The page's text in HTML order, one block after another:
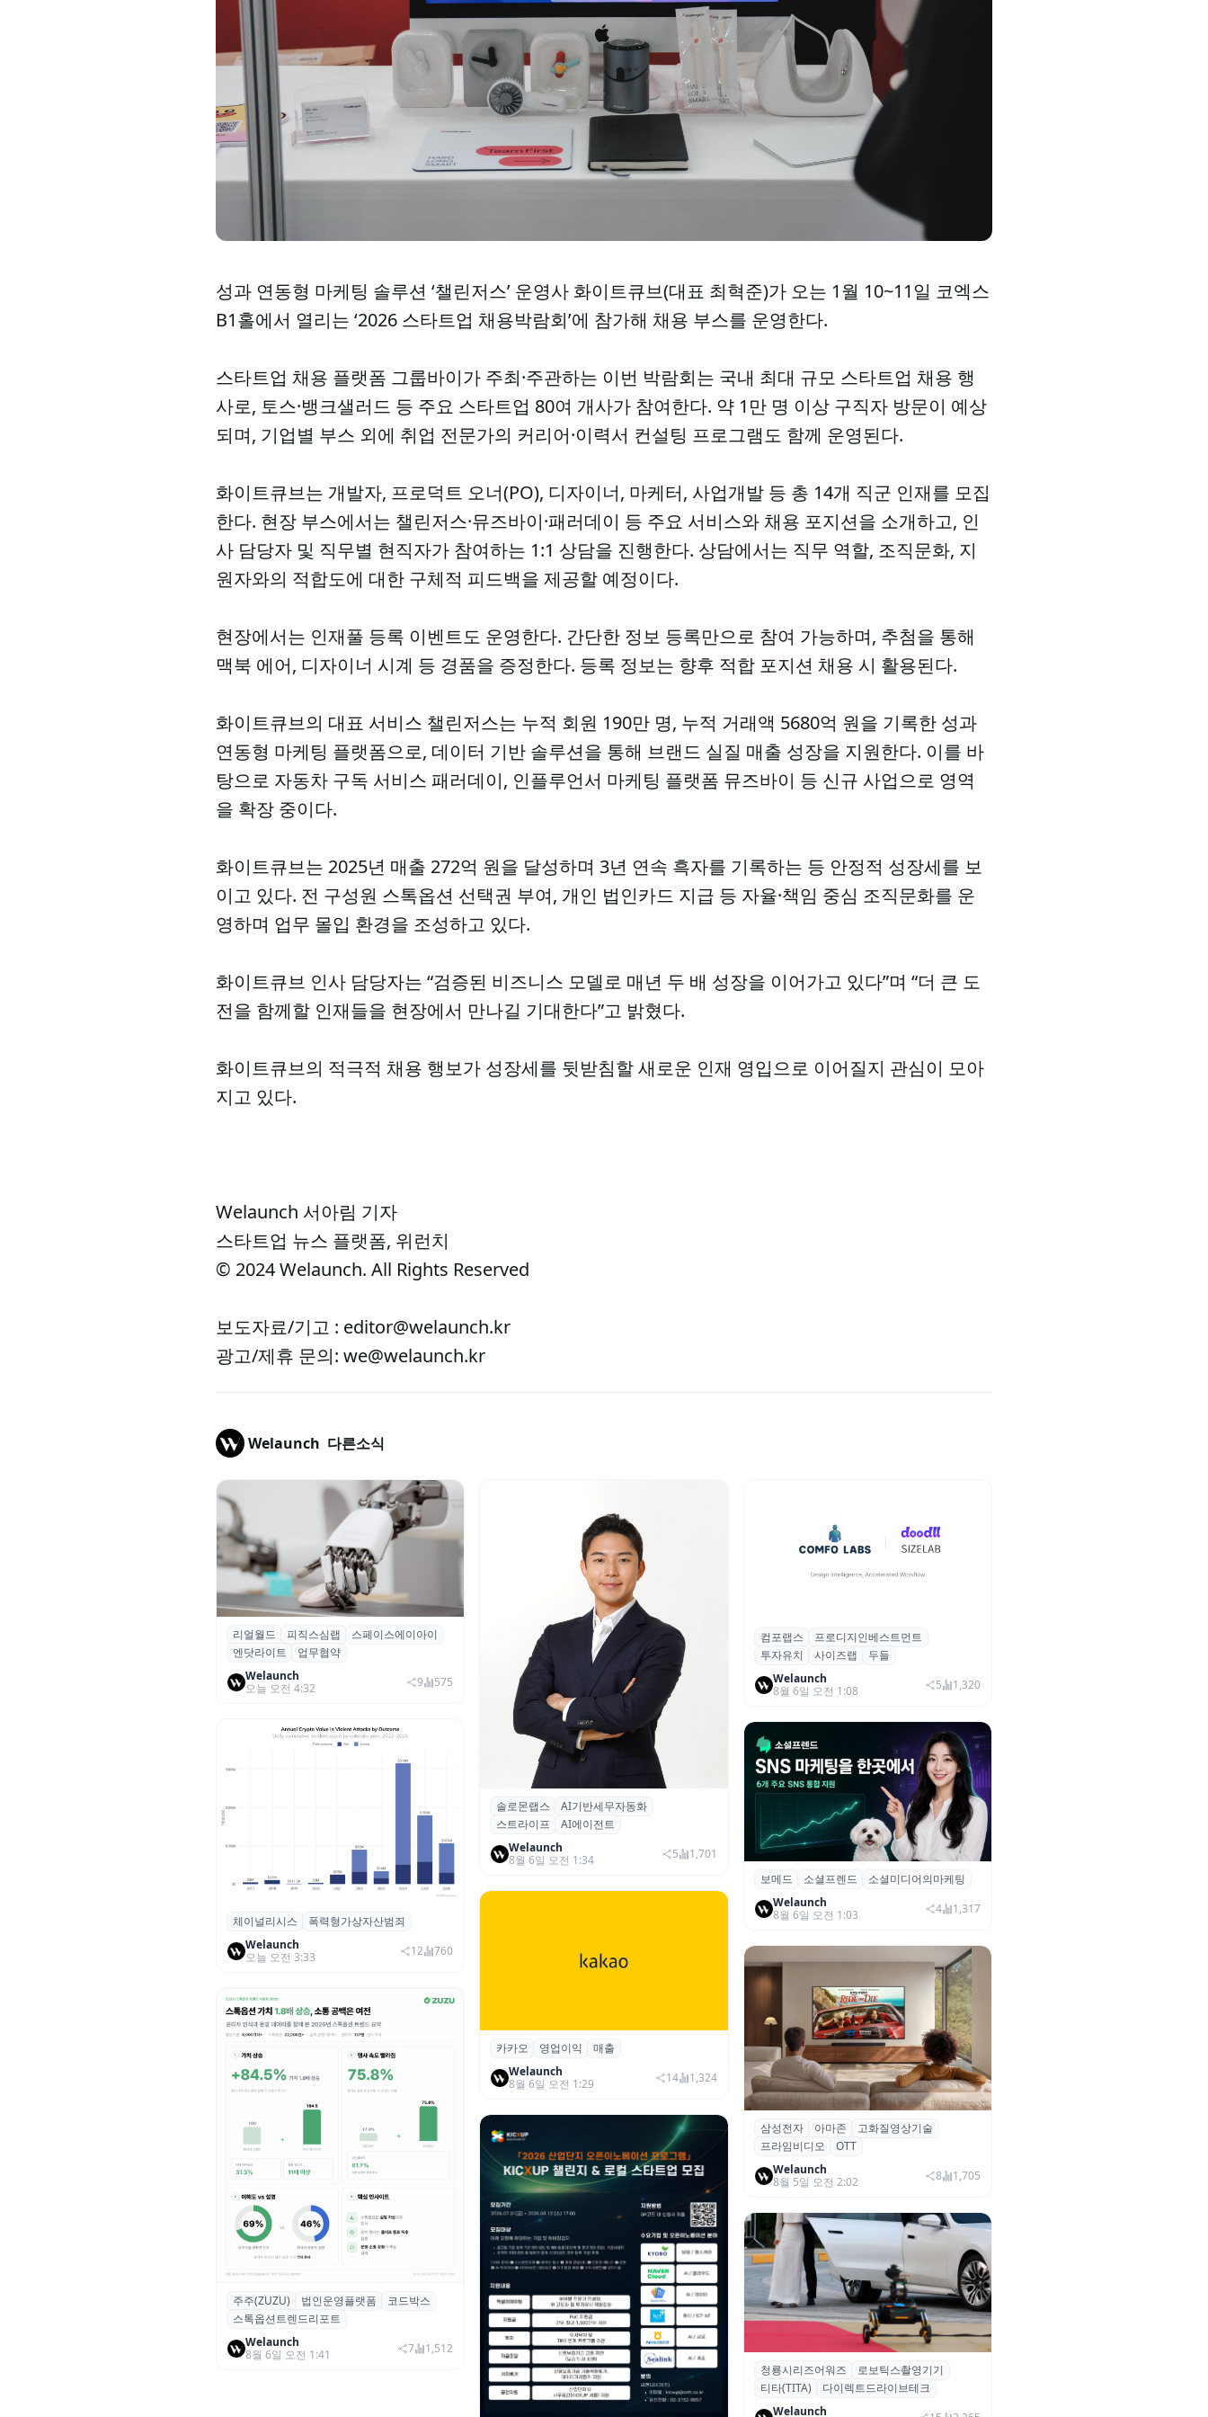
성과 연동형 마케팅 솔루션 ‘챌린저스’ 운영사 화이트큐브(대표 최혁준)가 오는 1월 10~11일 코엑스
B1홀에서 열리는 ‘2026 스타트업 채용박람회’에 참가해 채용 부스를 운영한다.
스타트업 채용 플랫폼 그룹바이가 주최·주관하는 이번 박람회는 국내 최대 규모 스타트업 채용 행
사로, 토스·뱅크샐러드 등 주요 스타트업 80여 개사가 참여한다. 약 1만 명 이상 구직자 방문이 예상
되며, 기업별 부스 외에 취업 전문가의 커리어·이력서 컨설팅 프로그램도 함께 운영된다.
화이트큐브는 개발자, 프로덕트 오너(PO), 디자이너, 마케터, 사업개발 등 총 14개 직군 인재를 모집
한다. 현장 부스에서는 챌린저스·뮤즈바이·패러데이 등 주요 서비스와 채용 포지션을 소개하고, 인
사 담당자 및 직무별 현직자가 참여하는 1:1 상담을 진행한다. 상담에서는 직무 역할, 조직문화, 지
원자와의 적합도에 대한 구체적 피드백을 제공할 예정이다.
현장에서는 인재풀 등록 이벤트도 운영한다. 간단한 정보 등록만으로 참여 가능하며, 추첨을 통해
맥북 에어, 디자이너 시계 등 경품을 증정한다. 등록 정보는 향후 적합 포지션 채용 시 활용된다.
화이트큐브의 대표 서비스 챌린저스는 누적 회원 190만 명, 누적 거래액 5680억 원을 기록한 성과
연동형 마케팅 플랫폼으로, 데이터 기반 솔루션을 통해 브랜드 실질 매출 성장을 지원한다. 이를 바
탕으로 자동차 구독 서비스 패러데이, 인플루언서 마케팅 플랫폼 뮤즈바이 등 신규 사업으로 영역
을 확장 중이다.
화이트큐브는 2025년 매출 272억 원을 달성하며 3년 연속 흑자를 기록하는 등 안정적 성장세를 보
이고 있다. 전 구성원 스톡옵션 선택권 부여, 개인 법인카드 지급 등 자율·책임 중심 조직문화를 운
영하며 업무 몰입 환경을 조성하고 있다.
화이트큐브 인사 담당자는 “검증된 비즈니스 모델로 매년 두 배 성장을 이어가고 있다”며 “더 큰 도
전을 함께할 인재들을 현장에서 만나길 기대한다”고 밝혔다.
화이트큐브의 적극적 채용 행보가 성장세를 뒷받침할 새로운 인재 영입으로 이어질지 관심이 모아
지고 있다.
Welaunch 서아림 기자
스타트업 뉴스 플랫폼, 위런치
© 2024 Welaunch. All Rights Reserved
보도자료/기고 : editor@welaunch.kr
광고/제휴 문의: we@welaunch.kr
Welaunch 다른소식
리얼월드, 로봇테크 스타트업 3곳과 손
잡고 휴머노이드 표준 만든다
리얼월드 피직스심랩
스페이스에이아이
엔닷라이트
업무협약
Welaunch
오늘 오전 4:32
9 575
체이널리시스 “가상자산 보유자 대상 폭
력 범죄 증가…상반기 탈취액 3000만 달
러 돌파
체이널리시스
폭력형가상자산범죄
Welaunch
오늘 오전 3:33
12 760
스톡옵션 취소율 2년 만에
18.2%→31.3%…권리 발생 즉시 행사 비
중도 급증
주주(ZUZU) 법인운영플랫폼
코드박스
스톡옵션트렌드리포트
Welaunch
8월 6일 오전 1:41
7 1,512
솔로몬랩스, 스트라이프 출신 이창헌 영
입…절세 전략 AI 에이전트 개발 본격화
솔로몬랩스
AI기반세무자동화
스트라이프
AI에이전트
Welaunch
8월 6일 오전 1:34
5 1,701
카카오, 2026년 2분기 매출 2조985억·영
업이익 2770억…역대 분기 최대
카카오 영업이익
매출
Welaunch
8월 6일 오전 1:29
14 1,324
컴포랩스, 프로디지인베스트먼트로부터
시드 투자 유치
컴포랩스
프로디지인베스트먼트
투자유치
사이즈랩
두들
Welaunch
8월 6일 오전 1:08
5 1,320
보메드 ‘소셜프렌드’, 유튜브·인스타 등 6
개 SNS 마케팅 통합 지원
보메드 소셜프렌드
소셜미디어의마케팅
Welaunch
8월 6일 오전 1:03
4 1,317
삼성전자·아마존, 프라임 비디오에
‘HDR10+ 어드밴스드’ 적용
삼성전자 아마존
고화질영상기술
프라임비디오
OTT
Welaunch
8월 5일 오전 2:02
8 1,705
청룡시리즈어워즈 레드카펫에 등장한 바
퀴형 이족 보행 로봇 ‘티타(TITA)’
청룡시리즈어워즈
로보틱스촬영기기
티타(TITA)
다이렉트드라이브테크
Welaunch